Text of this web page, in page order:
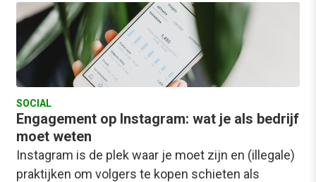
SOCIAL
Engagement op Instagram: wat je als bedrijf
moet weten
Instagram is de plek waar je moet zijn en (illegale)
praktijken om volgers te kopen schieten als